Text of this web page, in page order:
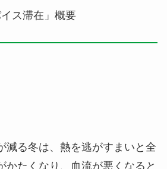
イス滞在」概要
減る冬は、熱を逃がすまいと全
かたくなり、血流が悪くなると